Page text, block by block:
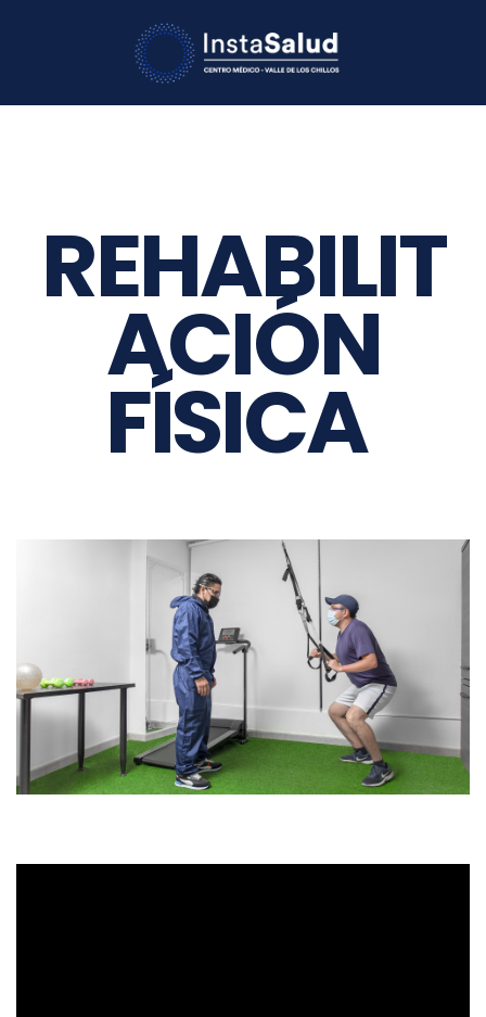
REHABILIT
ACIÓN
FÍSICA